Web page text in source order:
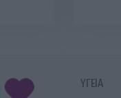
ΥΓΕΙΑ